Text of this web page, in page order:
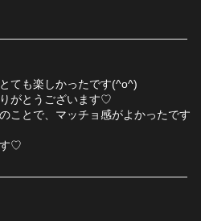
ても楽しかったです(^o^)
がとうございます♡
す♡